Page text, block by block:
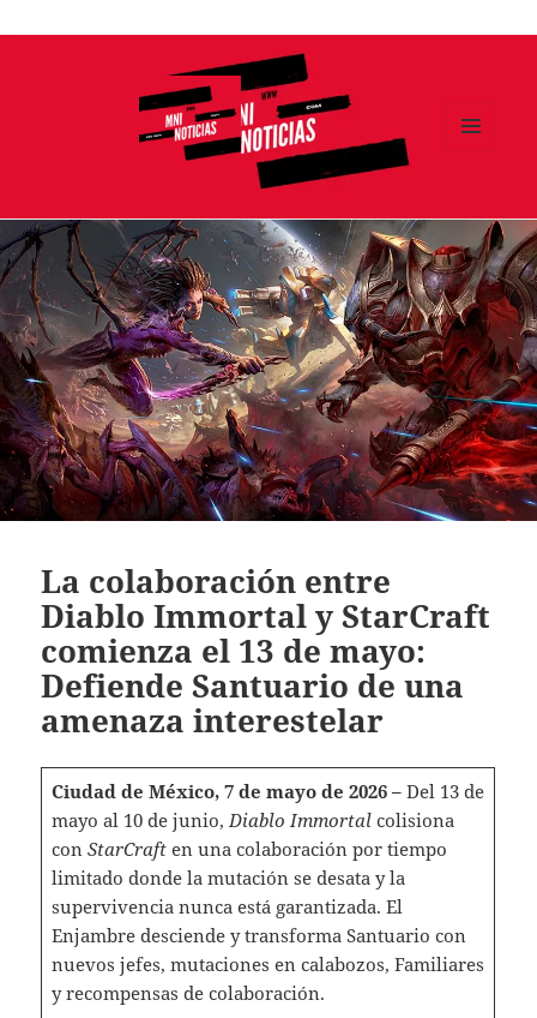
Ir
La colaboración entre
Diablo Immortal y StarCraft
comienza el 13 de mayo:
Defiende Santuario de una
amenaza interestelar
Ciudad de México, 7 de mayo de 2026 – Del 13 de
mayo al 10 de junio, Diablo Immortalcolisiona
con StarCraften una colaboración por tiempo
limitado donde la mutación se desata y la
supervivencia nunca está garantizada. El
Enjambre desciende y transforma Santuario con
nuevos jefes, mutaciones en calabozos, Familiares
y recompensas de colaboración.